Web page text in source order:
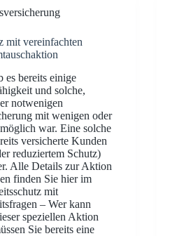
mit vereinfachten
es bereits einige
und solche,
notwenigen
mit wenigen oder
war. Eine solche
versicherte Kunden
reduziertem Schutz)
Alle Details zur Aktion
finden Sie hier im
mit
– Wer kann
speziellen Aktion
Sie bereits eine